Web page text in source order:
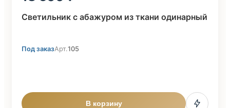
Светильник с абажуром из ткани одинарный
Под заказАрт.105
В корзину